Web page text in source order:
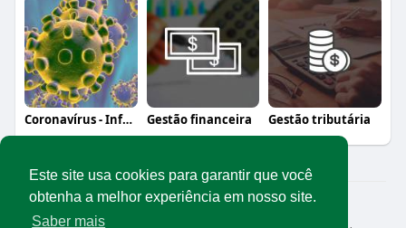
Este site usa cookies para garantir que você
obtenha a melhor experiência em nosso site.
Saber mais
Coronavírus - Informação, orientação e a Gestão financeira Gestão tributária
© 2026 Rede Abrasel